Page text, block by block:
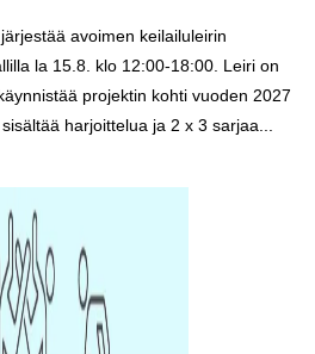
avoimen keilailuleirin
la 15.8. klo 12:00-18:00. Leiri on
projektin kohti vuoden 2027
harjoittelua ja 2 x 3 sarjaa...